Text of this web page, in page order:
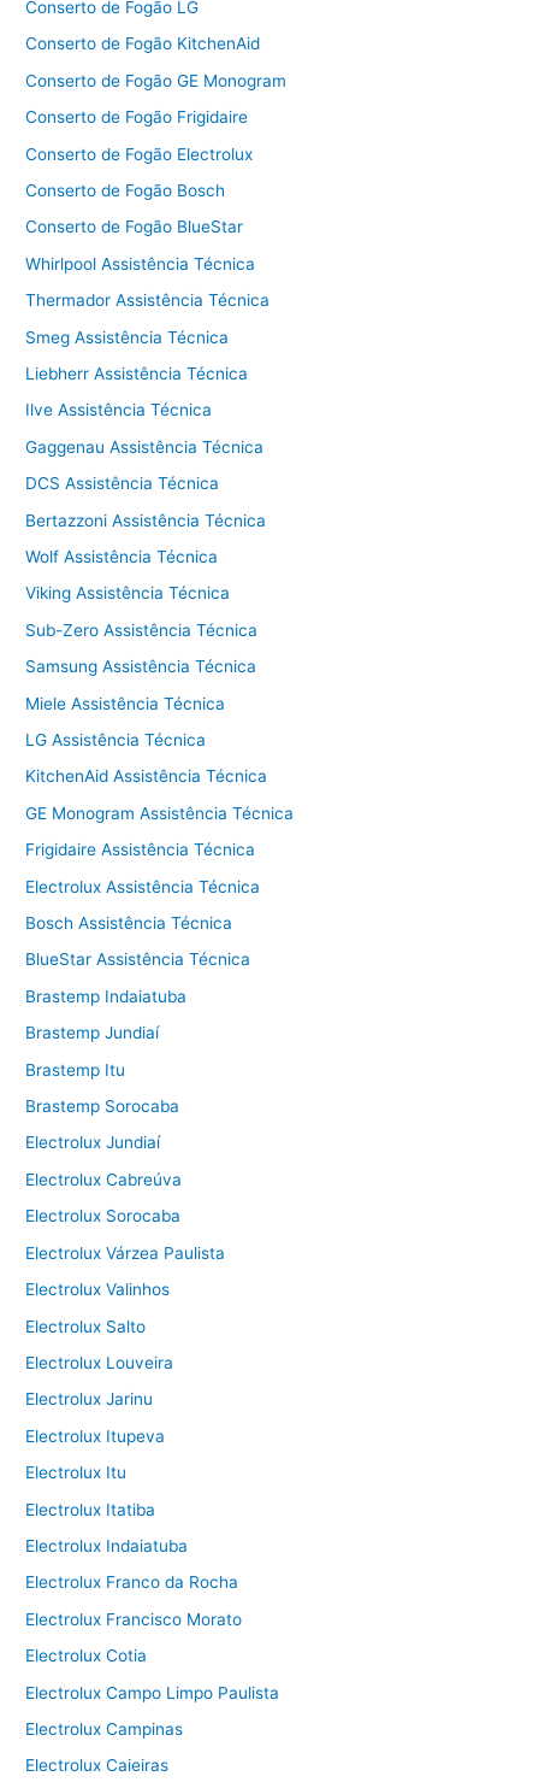
Conserto de Fogão LG
Conserto de Fogão KitchenAid
Conserto de Fogão GE Monogram
Conserto de Fogão Frigidaire
Conserto de Fogão Electrolux
Conserto de Fogão Bosch
Conserto de Fogão BlueStar
Whirlpool Assistência Técnica
Thermador Assistência Técnica
Smeg Assistência Técnica
Liebherr Assistência Técnica
Ilve Assistência Técnica
Gaggenau Assistência Técnica
DCS Assistência Técnica
Bertazzoni Assistência Técnica
Wolf Assistência Técnica
Viking Assistência Técnica
Sub-Zero Assistência Técnica
Samsung Assistência Técnica
Miele Assistência Técnica
LG Assistência Técnica
KitchenAid Assistência Técnica
GE Monogram Assistência Técnica
Frigidaire Assistência Técnica
Electrolux Assistência Técnica
Bosch Assistência Técnica
BlueStar Assistência Técnica
Brastemp Indaiatuba
Brastemp Jundiaí
Brastemp Itu
Brastemp Sorocaba
Electrolux Jundiaí
Electrolux Cabreúva
Electrolux Sorocaba
Electrolux Várzea Paulista
Electrolux Valinhos
Electrolux Salto
Electrolux Louveira
Electrolux Jarinu
Electrolux Itupeva
Electrolux Itu
Electrolux Itatiba
Electrolux Indaiatuba
Electrolux Franco da Rocha
Electrolux Francisco Morato
Electrolux Cotia
Electrolux Campo Limpo Paulista
Electrolux Campinas
Electrolux Caieiras